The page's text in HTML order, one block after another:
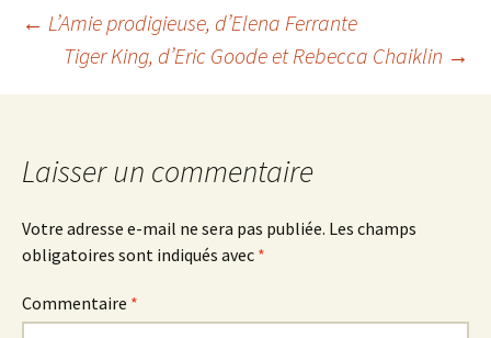
Navigation
des
articles
← L’Amie prodigieuse, d’Elena Ferrante
Tiger King, d’Eric Goode et Rebecca Chaiklin →
Laisser un commentaire
Votre adresse e-mail ne sera pas publiée. Les champs
obligatoires sont indiqués avec *
Commentaire *